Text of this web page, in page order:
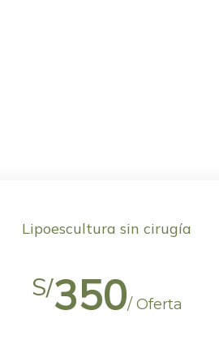
Lipoescultura sin cirugía
S/350/ Oferta